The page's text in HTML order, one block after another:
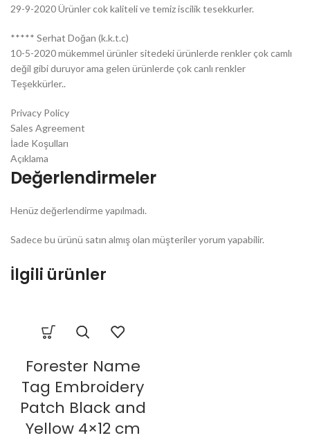
29-9-2020 Ürünler cok kaliteli ve temiz iscilik tesekkurler.
***** Serhat Doğan (k.k.t.c)
10-5-2020 mükemmel ürünler sitedeki ürünlerde renkler çok camlı
değil gibi duruyor ama gelen ürünlerde çok canlı renkler
Teşekkürler..
Privacy Policy
Sales Agreement
İade Koşulları
Açıklama
Değerlendirmeler
Henüz değerlendirme yapılmadı.
Sadece bu ürünü satın almış olan müşteriler yorum yapabilir.
İlgili ürünler
Forester Name
Tag Embroidery
Patch Black and
Yellow 4×12 cm